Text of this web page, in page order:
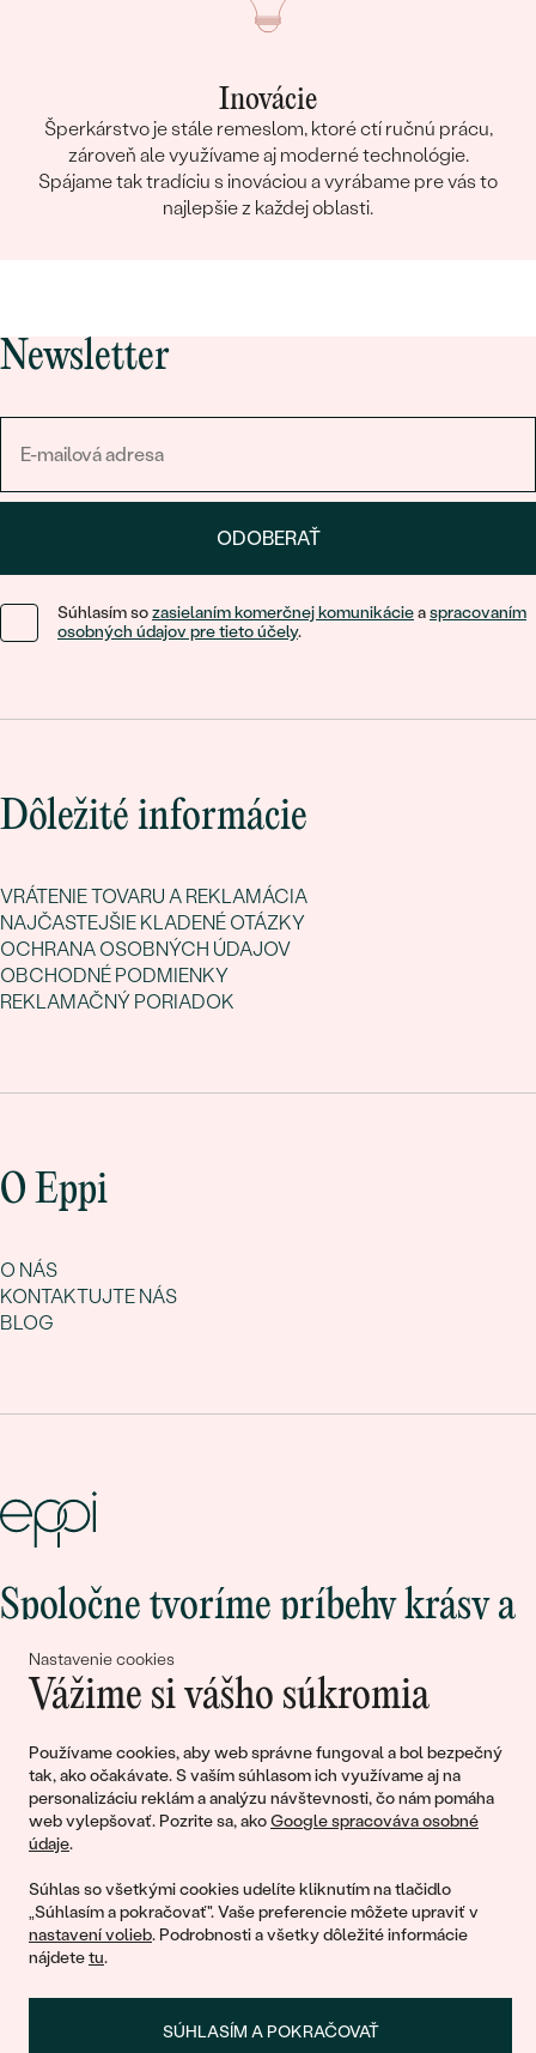
Nastavenie cookies
Vážime si vášho súkromia
Používame cookies, aby web správne fungoval a bol bezpečný
tak, ako očakávate. S vaším súhlasom ich využívame aj na
personalizáciu reklám a analýzu návštevnosti, čo nám pomáha
web vylepšovať. Pozrite sa, akoGoogle spracováva osobné
údaje.
Súhlas so všetkými cookies udelíte kliknutím na tlačidlo
„Súhlasím a pokračovať". Vaše preferencie môžete upraviť v
nastavení volieb. Podrobnosti a všetky dôležité informácie
nájdetetu.
SÚHLASÍM A POKRAČOVAŤ
Inovácie
Šperkárstvo je stále remeslom, ktoré ctí ručnú prácu,
zároveň ale využívame aj moderné technológie.
Spájame tak tradíciu s inováciou a vyrábame pre vás to
najlepšie z každej oblasti.
Newsletter
ODOBERAŤ
Súhlasím sozasielaním komerčnej komunikácieaspracovaním
osobných údajov pre tieto účely.
Dôležité informácie
VRÁTENIE TOVARU A REKLAMÁCIA
NAJČASTEJŠIE KLADENÉ OTÁZKY
OCHRANA OSOBNÝCH ÚDAJOV
OBCHODNÉ PODMIENKY
REKLAMAČNÝ PORIADOK
O Eppi
O NÁS
KONTAKTUJTE NÁS
BLOG
Spoločne tvoríme príbehy krásy a
lásky
© 2011 - 2026, Eppi.sk